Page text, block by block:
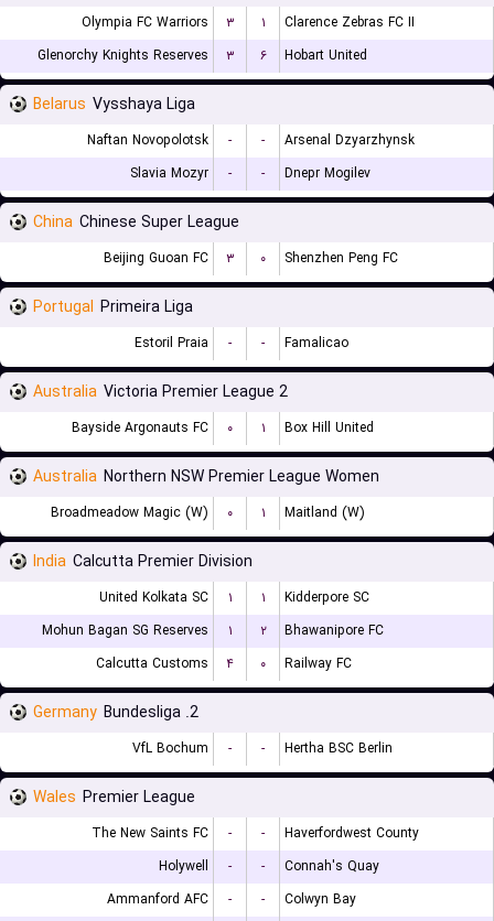
Olympia FC Warriors ۳ ۱
Clarence Zebras FC II
Glenorchy Knights Reserves
۳ ۶ Hobart United
Belarus Vysshaya Liga
Naftan Novopolotsk - -
Arsenal Dzyarzhynsk
Slavia Mozyr
- - Dnepr Mogilev
China Chinese Super League
Beijing Guoan FC ۳ ۰ Shenzhen Peng FC
Portugal Primeira Liga
Estoril Praia - - Famalicao
Australia Victoria Premier League 2
Bayside Argonauts FC ۰ ۱ Box Hill United
Australia Northern NSW Premier League Women
Broadmeadow Magic (W) ۰ ۱ Maitland (W)
India Calcutta Premier Division
United Kolkata SC ۱ ۱
Kidderpore SC
Mohun Bagan SG Reserves
۱ ۲
Bhawanipore FC
Calcutta Customs
۴ ۰ Railway FC
Germany 2. Bundesliga
VfL Bochum - - Hertha BSC Berlin
Wales Premier League
The New Saints FC - -
Haverfordwest County
Holywell
- -
Connah's Quay
Ammanford AFC
- -
Colwyn Bay